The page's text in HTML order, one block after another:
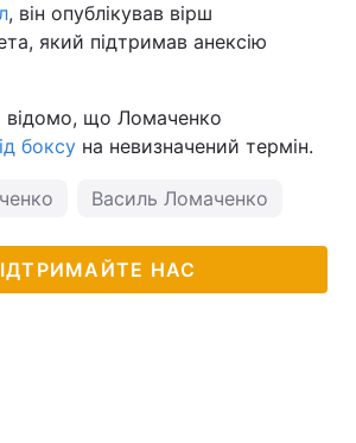
, він опублікував вірш
який підтримав анексію
відомо, що Ломаченко
боксу на невизначений термін.
Василь Ломаченко
НАС